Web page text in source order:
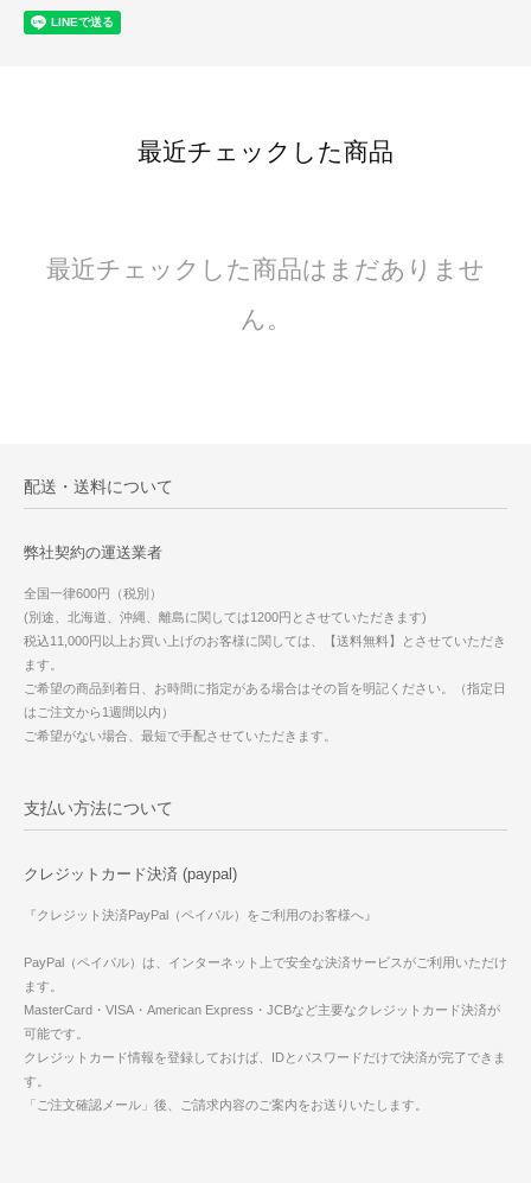
最近チェックした商品
最近チェックした商品はまだありませ
ん。
配送・送料について
弊社契約の運送業者
全国一律600円（税別）
(別途、北海道、沖縄、離島に関しては1200円とさせていただきます)
税込11,000円以上お買い上げのお客様に関しては、【送料無料】とさせていただき
ます。
ご希望の商品到着日、お時間に指定がある場合はその旨を明記ください。（指定日
はご注文から1週間以内）
ご希望がない場合、最短で手配させていただきます。
支払い方法について
クレジットカード決済 (paypal)
『クレジット決済PayPal（ペイパル）をご利用のお客様へ』
PayPal（ペイパル）は、インターネット上で安全な決済サービスがご利用いただけ
ます。
MasterCard・VISA・American Express・JCBなど主要なクレジットカード決済が
可能です。
クレジットカード情報を登録しておけば、IDとパスワードだけで決済が完了できま
す。
「ご注文確認メール」後、ご請求内容のご案内をお送りいたします。